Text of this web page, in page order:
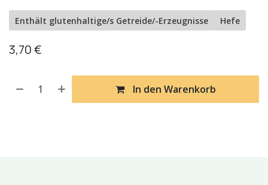
Enthält glutenhaltige/s Getreide/-Erzeugnisse Hefe
3,70€
In den Warenkorb